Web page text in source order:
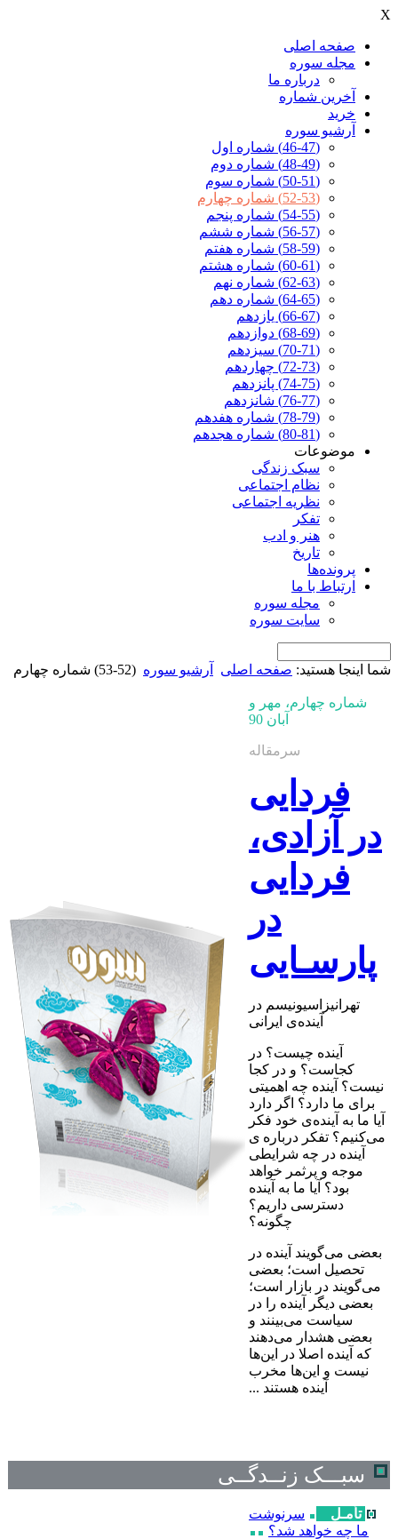
X
صفحه اصلی
مجله سوره
درباره ما
آخرين شماره
خرید
آرشیو سوره
(46-47) شماره اول
(48-49) شماره دوم
(50-51) شماره سوم
(52-53) شماره چهارم
(54-55) شماره پنجم
(56-57) شماره ششم
(58-59) شماره هفتم
(60-61) شماره هشتم
(62-63) شماره نهم
(64-65) شماره دهم
(66-67) یازدهم
(68-69) دوازدهم
(70-71) سیزدهم
(72-73) چهاردهم
(74-75) پانزدهم
(76-77) شانزدهم
(78-79) شماره هفدهم
(80-81) شماره هجدهم
موضوعات
سبک زندگی
نظام اجتماعی
نظریه اجتماعی
تفکر
هنر و ادب
تاریخ
پرونده‌ها
ارتباط با ما
مجله سوره
سایت سوره
شما اینجا هستید: صفحه اصلی آرشیو سوره (52-53) شماره چهارم
شماره چهارم، مهر و
آبان 90
سرمقاله
فردایی
در آزادی،
فردایی
در
پارسـایی
تهرانیزاسیونیسم در
آینده‌ی ایرانی
آینده چیست؟ در
کجاست؟ و در کجا
نیست؟ آینده چه اهمیتی
برای ما دارد؟ اگر دارد
آیا ما به آینده‌ی خود فکر
می‌کنیم؟ تفکر درباره ی
آینده در چه شرایطی
موجه و پرثمر خواهد
بود؟ آیا ما به آینده
دسترسی داریم؟
چگونه؟
بعضی می‌گویند آینده در
تحصیل است؛ بعضی
می‌گویند در بازار است؛
بعضی دیگر آینده را در
سیاست می‌بینند و
بعضی هشدار می‌دهند
که آینده اصلا در این‌ها
نیست و این‌ها مخرب
آینده هستند ...
سبـــک زنــدگــی
تأمـل
سرنوشت
ما چه خواهد شد؟